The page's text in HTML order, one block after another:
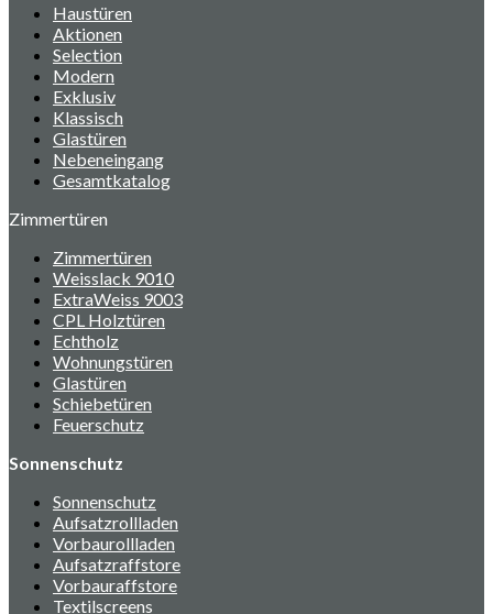
Haustüren
Aktionen
Selection
Modern
Exklusiv
Klassisch
Glastüren
Nebeneingang
Gesamtkatalog
Zimmertüren
Zimmertüren
Weisslack 9010
ExtraWeiss 9003
CPL Holztüren
Echtholz
Wohnungstüren
Glastüren
Schiebetüren
Feuerschutz
Sonnenschutz
Sonnenschutz
Aufsatzrollladen
Vorbaurollladen
Aufsatzraffstore
Vorbauraffstore
Textilscreens